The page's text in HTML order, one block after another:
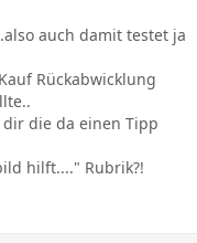
auch damit testet ja
Rückabwicklung
dir die da einen Tipp
hilft...." Rubrik?!